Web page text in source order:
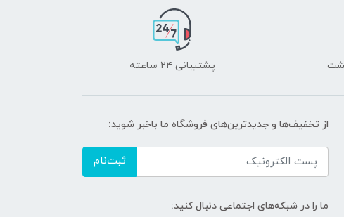
پشتیبانی ۲۴ ساعته
از تخفیف‌ها و جدیدترین‌های فروشگاه ما باخبر شوید:
ثبت‌نام
ما را در شبکه‌های اجتماعی دنبال کنید: